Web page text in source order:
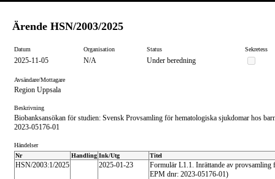
Ärende HSN/2003/2025
Datum Organisation Status Sekretess
2025-11-05 N/A Under beredning
Avsändare/Mottagare
Region Uppsala
Beskrivning
Biobanksansökan för studien: Svensk Provsamling för hematologiska sjukdomar hos
2023-05176-01
Händelser
Nr
Handling Ink/Utg Titel
HSN/2003:1/2025 2025-01-23
Formulär L1.1. Inrättande av
EPM dnr: 2023-05176-01)